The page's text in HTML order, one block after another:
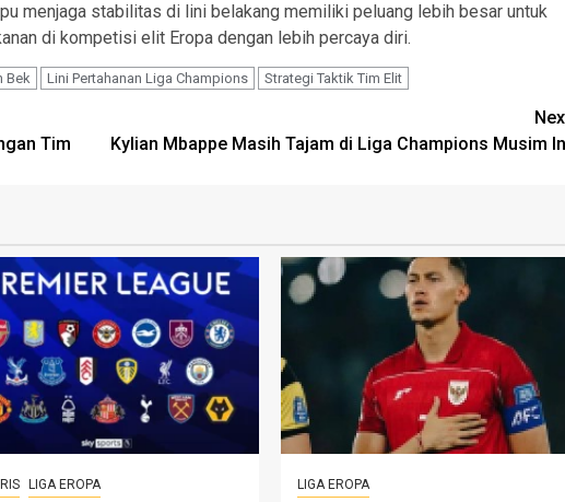
menjaga stabilitas di lini belakang memiliki peluang lebih besar untuk
di kompetisi elit Eropa dengan lebih percaya diri.
Bek Lini Pertahanan Liga Champions Strategi Taktik Tim Elit
Tim
Kylian Mbappe Masih Tajam di Liga Champions Musim
LIGA EROPA LIGA EROPA